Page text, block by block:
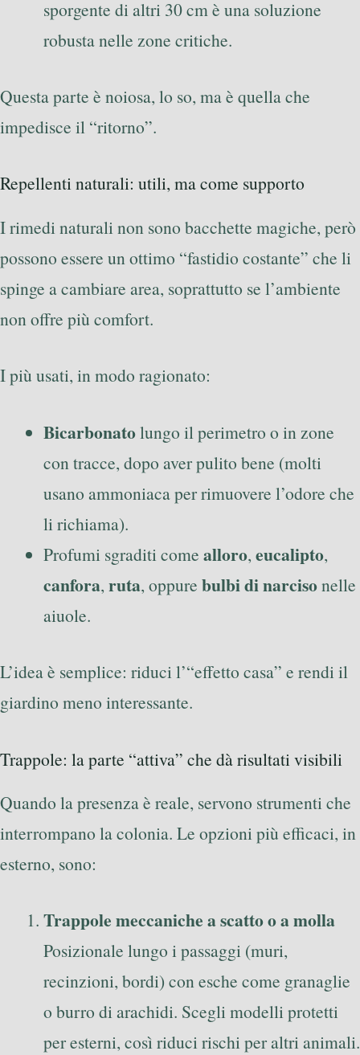
sporgente di altri 30 cm è una soluzione
robusta nelle zone critiche.
Questa parte è noiosa, lo so, ma è quella che
impedisce il “ritorno”.
Repellenti naturali: utili, ma come supporto
I rimedi naturali non sono bacchette magiche, però
possono essere un ottimo “fastidio costante” che li
spinge a cambiare area, soprattutto se l’ambiente
non offre più comfort.
I più usati, in modo ragionato:
Bicarbonatolungo il perimetro o in zone
con tracce, dopo aver pulito bene (molti
usano ammoniaca per rimuovere l’odore che
li richiama).
Profumi sgraditi come alloro, eucalipto,
canfora, ruta, oppure bulbi di narcisonelle
aiuole.
L’idea è semplice: riduci l’“effetto casa” e rendi il
giardino meno interessante.
Trappole: la parte “attiva” che dà risultati visibili
Quando la presenza è reale, servono strumenti che
interrompano la colonia. Le opzioni più efficaci, in
esterno, sono:
Trappole meccaniche a scatto o a molla
Posizionale lungo i passaggi (muri,
recinzioni, bordi) con esche come granaglie
o burro di arachidi. Scegli modelli protetti
per esterni, così riduci rischi per altri animali.